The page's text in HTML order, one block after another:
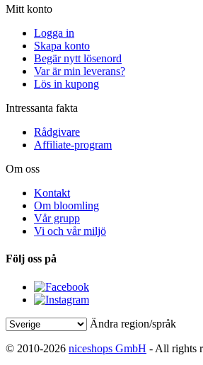
Mitt konto
Logga in
Skapa konto
Begär nytt lösenord
Var är min leverans?
Lös in kupong
Intressanta fakta
Rådgivare
Affiliate-program
Om oss
Kontakt
Om bloomling
Vår grupp
Vi och vår miljö
Följ oss på
Ändra region/språk
© 2010-2026 niceshops GmbH - All rights